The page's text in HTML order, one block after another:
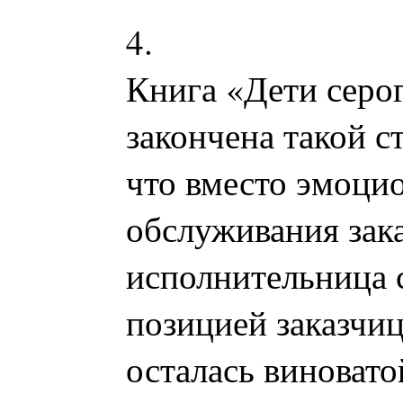
4.
Книга «Дети
закончена такой
что вместо
обслуживания
исполнительница
позицией
осталась